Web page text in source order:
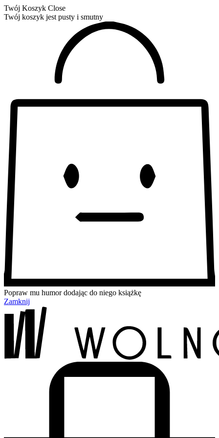
Twój Koszyk Close
Twój koszyk jest pusty i smutny
Popraw mu humor dodając do niego książkę
Zamknij
Przejdź
treści
Przejdź
menu
Przejdź
wyszukiwarki
Przejdź
koszyka